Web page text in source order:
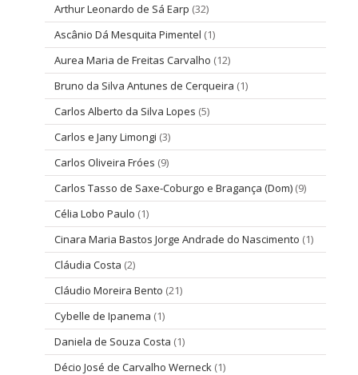
Arthur Leonardo de Sá Earp (32)
Ascânio Dá Mesquita Pimentel (1)
Aurea Maria de Freitas Carvalho (12)
Bruno da Silva Antunes de Cerqueira (1)
Carlos Alberto da Silva Lopes (5)
Carlos e Jany Limongi (3)
Carlos Oliveira Fróes (9)
Carlos Tasso de Saxe-Coburgo e Bragança (Dom) (9)
Célia Lobo Paulo (1)
Cinara Maria Bastos Jorge Andrade do Nascimento (1)
Cláudia Costa (2)
Cláudio Moreira Bento (21)
Cybelle de Ipanema (1)
Daniela de Souza Costa (1)
Décio José de Carvalho Werneck (1)